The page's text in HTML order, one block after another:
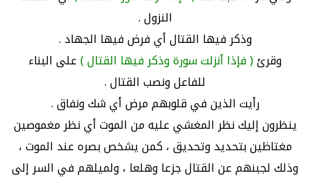
النزول .
وذكر فيها القتال أي فرض فيها الجهاد .
وقرئ( فإذا أنزلت سورة وذكر فيها القتال )على البناء
للفاعل ونصب القتال .
رأيت الذين في قلوبهم مرض أي شك ونفاق .
ينظرون إليك نظر المغشي عليه من الموت أي نظر مغموصين
مغتاظين بتحديد وتحديق ، كمن يشخص بصره عند الموت ،
وذلك لجبنهم عن القتال جزعا وهلعا ، ولميلهم في السر إلى